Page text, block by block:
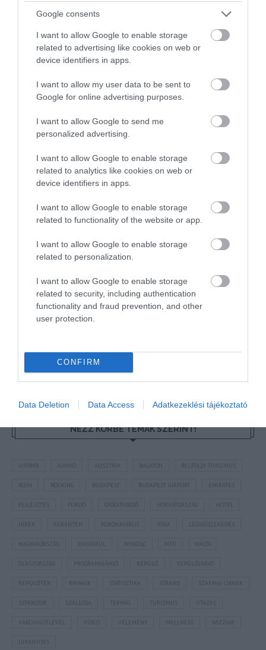
Google consents
I want to allow Google to enable storage
related to advertising like cookies on web or
device identifiers in apps.
I want to allow my user data to be sent to
Google for online advertising purposes.
I want to allow Google to send me
personalized advertising.
I want to allow Google to enable storage
related to analytics like cookies on web or
device identifiers in apps.
I want to allow Google to enable storage
related to functionality of the website or app.
I want to allow Google to enable storage
related to personalization.
I want to allow Google to enable storage
related to security, including authentication
functionality and fraud prevention, and other
user protection.
CONFIRM
Data Deletion Data Access Adatkezeklési tájékoztató
kövessInstánésTikTok iratkozz fel hírlevelünkre
Megosztás
HÍREK KASSA LÉGIKÖZLEKEDÉS
REPÜLŐTÉR
sújtott gyerek." Jean-Michel Maulpoix
NÉZZ KÖRBE TÉMÁK SZERINT!
AUSZTRIA BALATON BELFÖLDI TURIZMUS
BUDAPEST BUDAPEST AIRPORT EMIRATES
FEJLESZTÉS HORVÁTORSZÁG HOTEL
KARANTÉN LÉGIKÖZLEKEDÉS
MAGYARORSZÁG MTÜ MÁLTA
OLASZORSZÁG REPÜLŐJÁRAT
REPÜLŐTÉR STATISZTIKA STRAND SZAKMAI CIKKEK
SZPONZOR SZÁLLODA TERMÁL TURIZMUS UTAZÁS
VAKCINAÚTLEVÉL WIZZAIR
ÚJRANYITÁS